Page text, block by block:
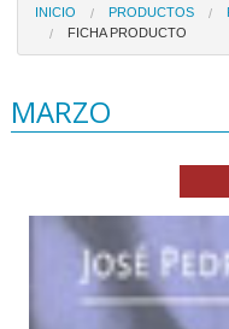
INICIO PRODUCTOS
FICHA PRODUCTO
MARZO